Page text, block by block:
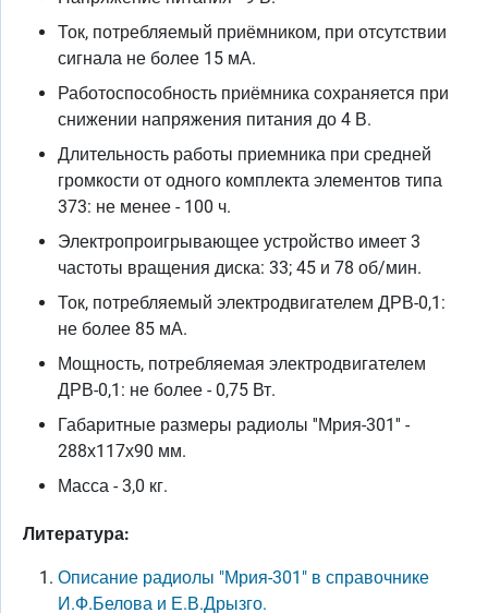
Ток, потребляемый приёмником, при отсутствии
сигнала не более 15 мА.
Работоспособность приёмника сохраняется при
снижении напряжения питания до 4 В.
Длительность работы приемника при средней
громкости от одного комплекта элементов типа
373: не менее - 100 ч.
Электропроигрывающее устройство имеет 3
частоты вращения диска: 33; 45 и 78 об/мин.
Ток, потребляемый электродвигателем ДРВ-0,1:
не более 85 мА.
Мощность, потребляемая электродвигателем
ДРВ-0,1: не более - 0,75 Вт.
Габаритные размеры радиолы ''Мрия-301'' -
288х117х90 мм.
Масса - 3,0 кг.
Литература:
Описание радиолы "Мрия-301" в справочнике
И.Ф.Белова и Е.В.Дрызго.